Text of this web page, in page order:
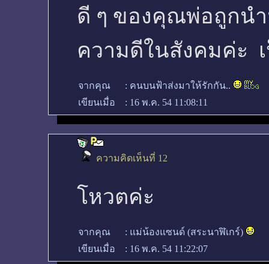
ดี ๆ ของคุณพ่อถูกน
ความดีในสังคมค่ะ
จากคุณ : คนบนฟ้าส่งมาให้รักกัน..
เขียนเมื่อ
: 16 พ.ค. 54 11:08:11
ความคิดเห็นที่ 12
โหวตค่ะ
จากคุณ : แม่น้องแซนด์ (สระนาฬิเกร์)
เขียนเมื่อ
: 16 พ.ค. 54 11:22:07